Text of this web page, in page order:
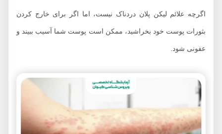
اگرچه علائم لیکن پلان دردناک نیست، اما اگر برای خارج کردن
بثورات پوست خود بخراشید، ممکن است پوست شما آسیب ببیند و
عفونی شود.